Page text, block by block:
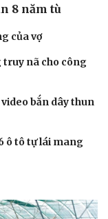
8 năm tù
của vợ
truy nã cho công
bắn dây thun
ô tô tự lái mang